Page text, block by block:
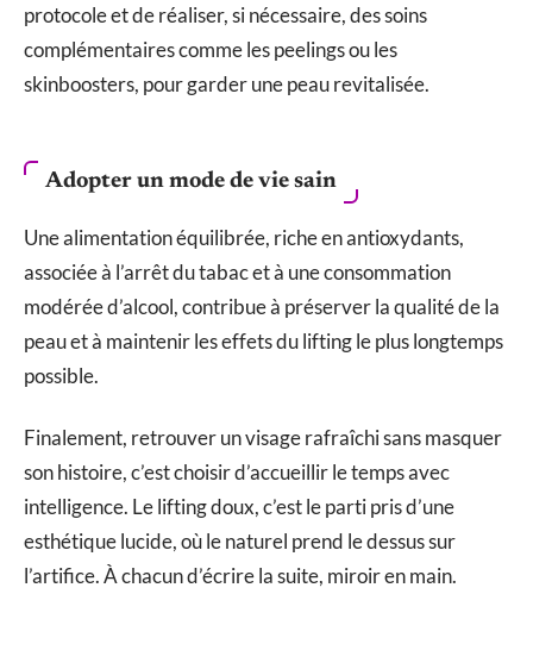
protocole et de réaliser, si nécessaire, des soins
complémentaires comme les peelings ou les
skinboosters, pour garder une peau revitalisée.
Adopter un mode de vie sain
Une alimentation équilibrée, riche en antioxydants,
associée à l’arrêt du tabac et à une consommation
modérée d’alcool, contribue à préserver la qualité de la
peau et à maintenir les effets du lifting le plus longtemps
possible.
Finalement, retrouver un visage rafraîchi sans masquer
son histoire, c’est choisir d’accueillir le temps avec
intelligence. Le lifting doux, c’est le parti pris d’une
esthétique lucide, où le naturel prend le dessus sur
l’artifice. À chacun d’écrire la suite, miroir en main.